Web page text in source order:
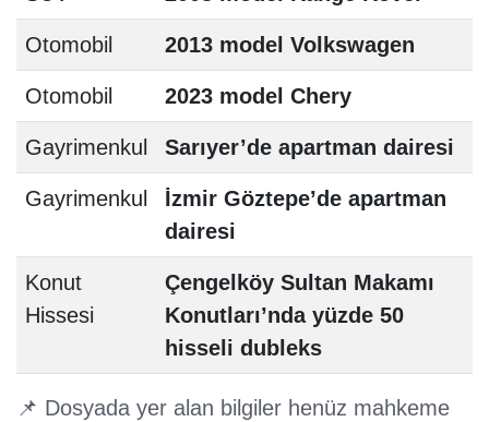
Otomobil 2013 model Volkswagen
Otomobil 2023 model Chery
Gayrimenkul Sarıyer’de apartman dairesi
Gayrimenkul
İzmir Göztepe’de apartman
dairesi
Konut
Hissesi
Çengelköy Sultan Makamı
Konutları’nda yüzde 50
hisseli dubleks
📌 Dosyada yer alan bilgiler henüz mahkeme